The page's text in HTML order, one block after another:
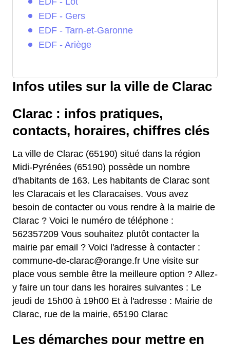
EDF - Gers
EDF - Tarn-et-Garonne
EDF - Ariège
Infos utiles sur la ville de Clarac
Clarac : infos pratiques,
contacts, horaires, chiffres clés
La ville de Clarac (65190) situé dans la région
Midi-Pyrénées (65190) possède un nombre
d'habitants de 163. Les habitants de Clarac sont
les Claracais et les Claracaises. Vous avez
besoin de contacter ou vous rendre à la mairie de
Clarac ? Voici le numéro de téléphone :
562357209 Vous souhaitez plutôt contacter la
mairie par email ? Voici l'adresse à contacter :
commune-de-clarac@orange.fr Une visite sur
place vous semble être la meilleure option ? Allez-
y faire un tour dans les horaires suivantes : Le
jeudi de 15h00 à 19h00 Et à l'adresse : Mairie de
Clarac, rue de la mairie, 65190 Clarac
Les démarches pour mettre en